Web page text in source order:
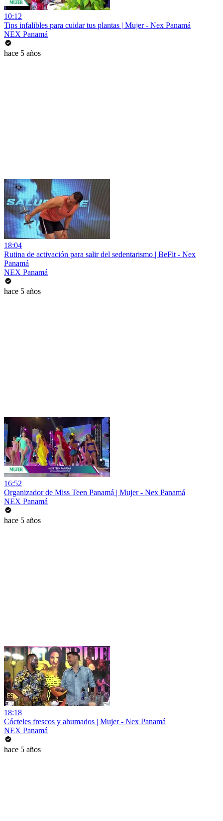
10:12
Tips infalibles para cuidar tus plantas | Mujer - Nex Panamá
NEX Panamá
hace 5 años
18:04
Rutina de activación para salir del sedentarismo | BeFit - Nex
Panamá
NEX Panamá
hace 5 años
16:52
Organizador de Miss Teen Panamá | Mujer - Nex Panamá
NEX Panamá
hace 5 años
18:18
Cócteles frescos y ahumados | Mujer - Nex Panamá
NEX Panamá
hace 5 años